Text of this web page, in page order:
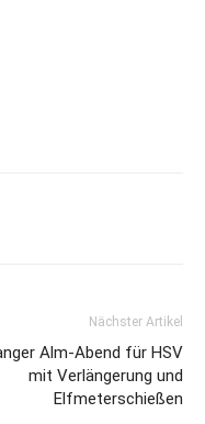
Nächster Artikel
Alm-Abend für HSV
mit Verlängerung und
Elfmeterschießen